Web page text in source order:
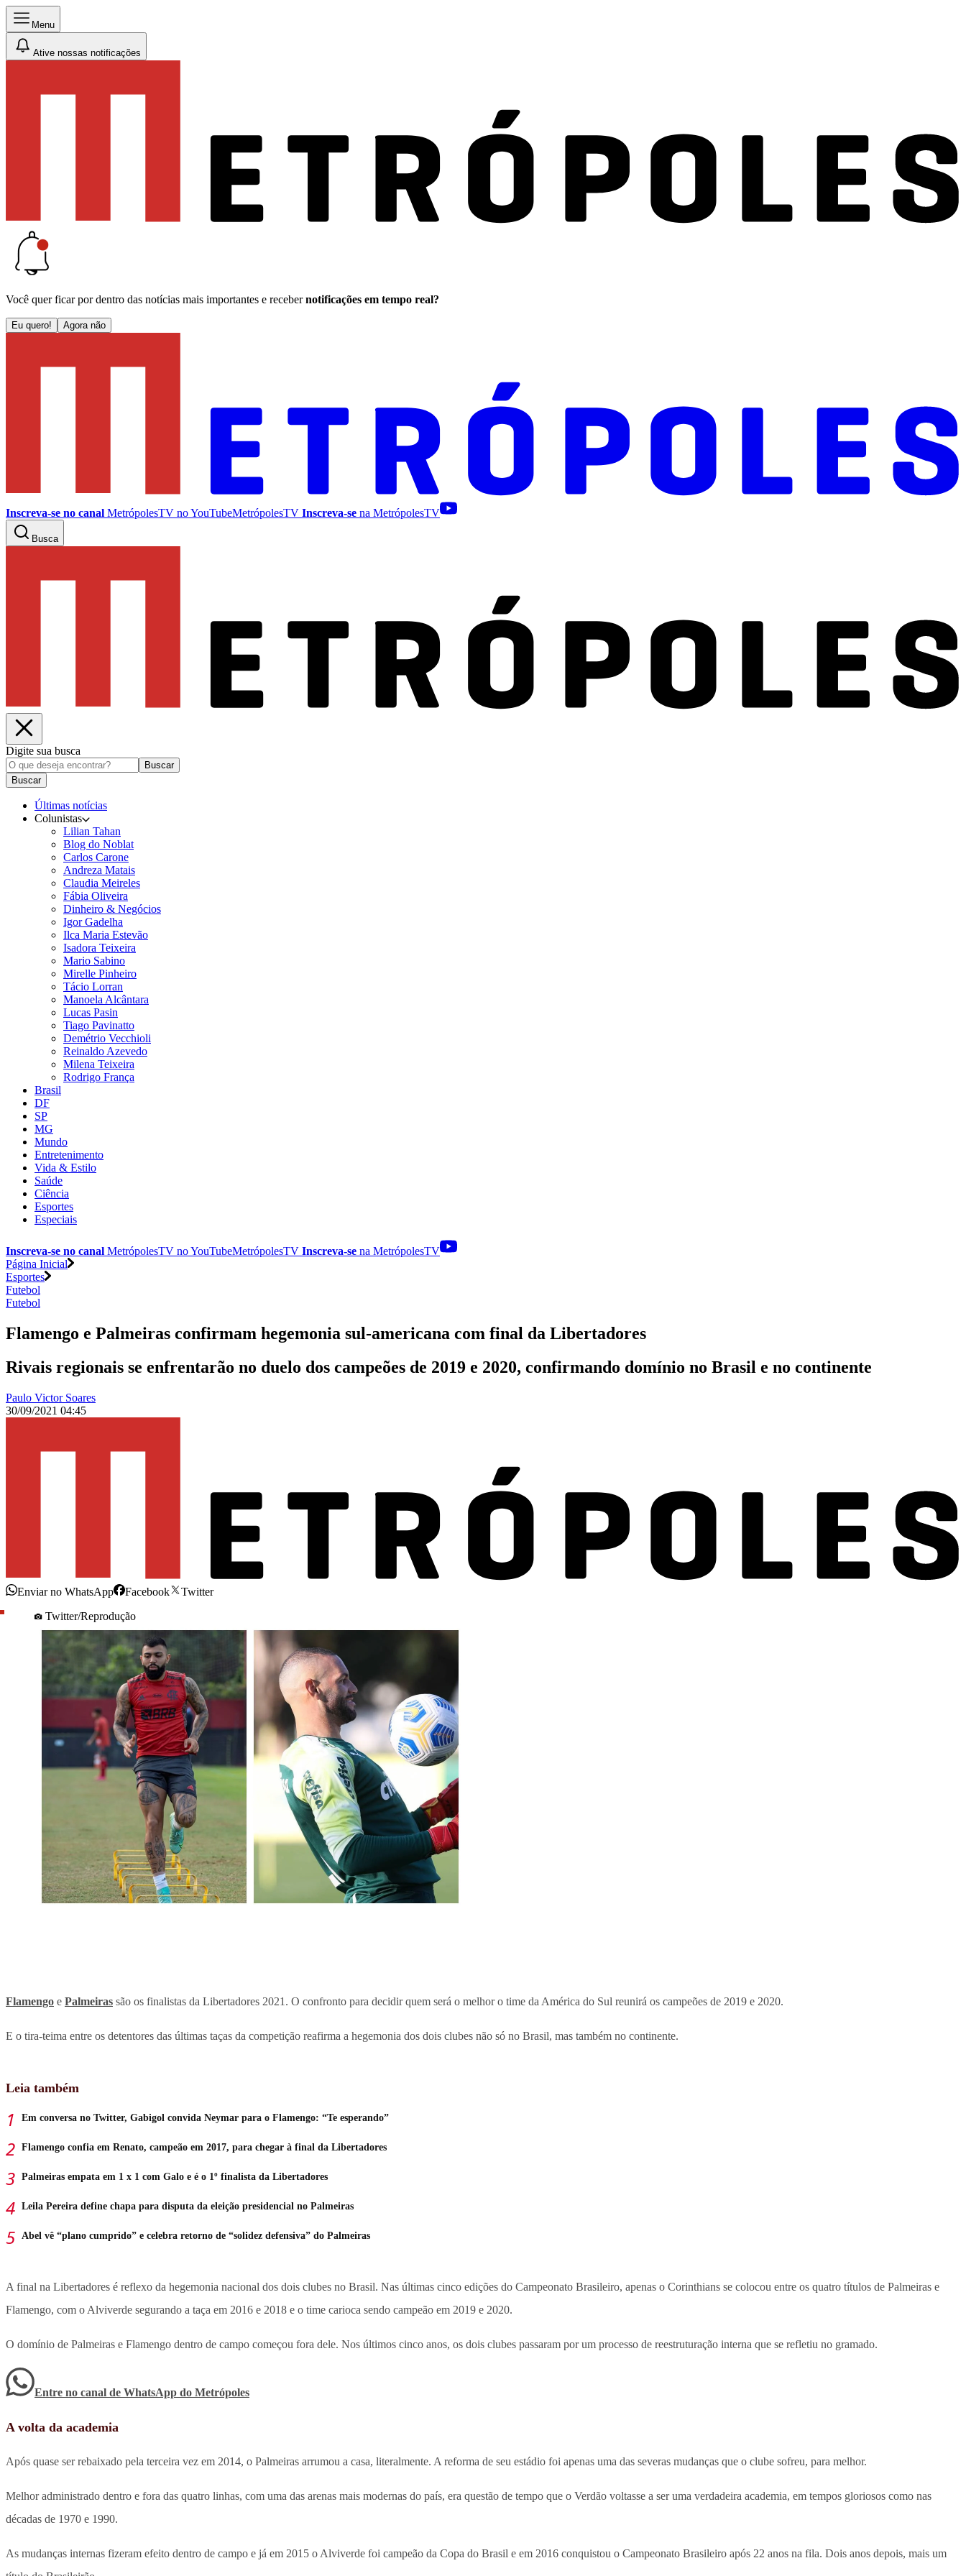
Menu
Ative nossas notificações
Você quer ficar por dentro das notícias mais importantes e receber notificações em tempo real?
Eu quero! Agora não
Inscreva-se no canal MetrópolesTV noYouTubeMetrópolesTV Inscreva-se na MetrópolesTV
Busca
Digite sua busca
Buscar
Buscar
Últimas notícias
Colunistas
Lilian Tahan
Blog do Noblat
Carlos Carone
Andreza Matais
Claudia Meireles
Fábia Oliveira
Dinheiro & Negócios
Igor Gadelha
Ilca Maria Estevão
Isadora Teixeira
Mario Sabino
Mirelle Pinheiro
Tácio Lorran
Manoela Alcântara
Lucas Pasin
Tiago Pavinatto
Demétrio Vecchioli
Reinaldo Azevedo
Milena Teixeira
Rodrigo França
Brasil
DF
SP
MG
Mundo
Entretenimento
Vida & Estilo
Saúde
Ciência
Esportes
Especiais
Inscreva-se no canal MetrópolesTV noYouTubeMetrópolesTV Inscreva-se na MetrópolesTV
Página Inicial
Esportes
Futebol
Futebol
Flamengo e Palmeiras confirmam hegemonia sul-americana com final da Libertadores
Rivais regionais se enfrentarão no duelo dos campeões de 2019 e 2020, confirmando domínio no Brasil e no continente
Paulo Victor Soares
30/09/2021 04:45
Enviar no WhatsApp Facebook
Twitter
Twitter/Reprodução
Flamengo e Palmeiras são os finalistas da Libertadores 2021. O confronto para decidir quem será o melhor o time da América do Sul reunirá os campeões de 2019 e 2020.
E o tira-teima entre os detentores das últimas taças da competição reafirma a hegemonia dos dois clubes não só no Brasil, mas também no continente.
Leia também
Em conversa no Twitter, Gabigol convida Neymar para o Flamengo: “Te esperando”
Flamengo confia em Renato, campeão em 2017, para chegar à final da Libertadores
Palmeiras empata em 1 x 1 com Galo e é o 1º finalista da Libertadores
Leila Pereira define chapa para disputa da eleição presidencial no Palmeiras
Abel vê “plano cumprido” e celebra retorno de “solidez defensiva” do Palmeiras
A final na Libertadores é reflexo da hegemonia nacional dos dois clubes no Brasil. Nas últimas cinco edições do Campeonato Brasileiro, apenas o Corinthians se colocou entre os quatro títulos de Palmeiras e
Flamengo, com o Alviverde segurando a taça em 2016 e 2018 e o time carioca sendo campeão em 2019 e 2020.
O domínio de Palmeiras e Flamengo dentro de campo começou fora dele. Nos últimos cinco anos, os dois clubes passaram por um processo de reestruturação interna que se refletiu no gramado.
Entre no canal de WhatsApp do Metrópoles
A volta da academia
Após quase ser rebaixado pela terceira vez em 2014, o Palmeiras arrumou a casa, literalmente. A reforma de seu estádio foi apenas uma das severas mudanças que o clube sofreu, para melhor.
Melhor administrado dentro e fora das quatro linhas, com uma das arenas mais modernas do país, era questão de tempo que o Verdão voltasse a ser uma verdadeira academia, em tempos gloriosos como nas
décadas de 1970 e 1990.
As mudanças internas fizeram efeito dentro de campo e já em 2015 o Alviverde foi campeão da Copa do Brasil e em 2016 conquistou o Campeonato Brasileiro após 22 anos na fila. Dois anos depois, mais um